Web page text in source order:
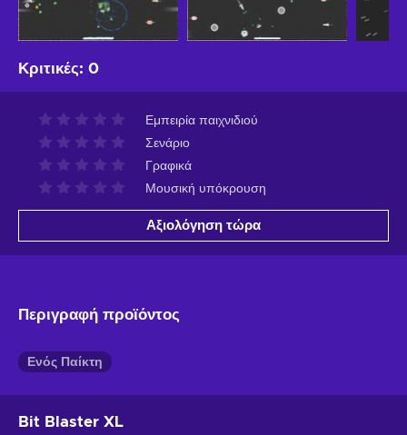
Κριτικές: 0
Εμπειρία παιχνιδιού
Σενάριο
Γραφικά
Μουσική υπόκρουση
Αξιολόγηση τώρα
Περιγραφή προϊόντος
Ενός Παίκτη
Bit Blaster XL